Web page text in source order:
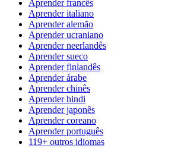
Aprender francês
Aprender italiano
Aprender alemão
Aprender ucraniano
Aprender neerlandês
Aprender sueco
Aprender finlandês
Aprender árabe
Aprender chinês
Aprender hindi
Aprender japonês
Aprender coreano
Aprender português
119+ outros idiomas